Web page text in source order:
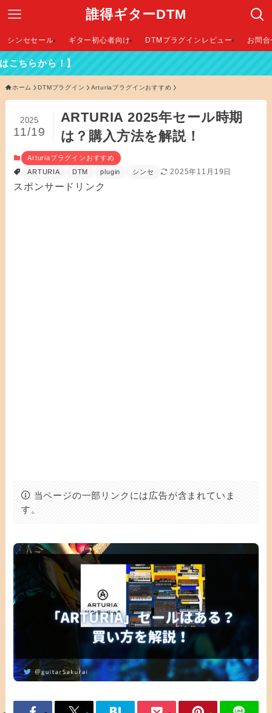
誰得ギターDTM
シンセセール ギター初心者向け DTMプラグインレビュー お問
！】
ホーム DTMプラグイン Arturiaプラグインおすすめ
ARTURIA 2025年セール時期
は？購入方法を解説！
2025
11/19
Arturiaプラグインおすすめ
ARTURIA
DTM plugin シンセ 2025年11月19日
スポンサードリンク
当ページの一部リンクには広告が含まれていま
す。